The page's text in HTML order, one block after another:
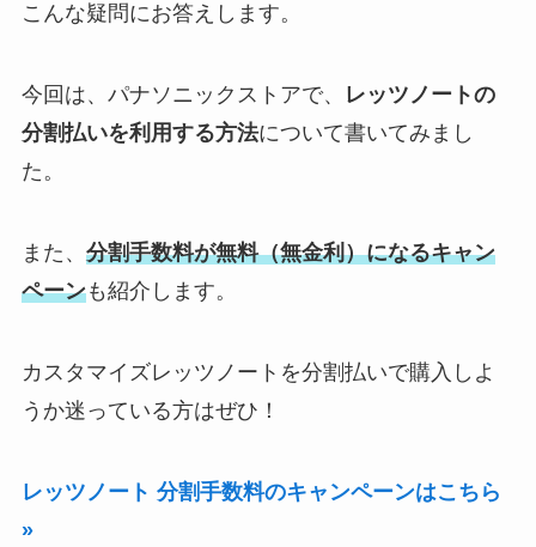
こんな疑問にお答えします。
今回は、パナソニックストアで、
レッツノートの
分割払いを利用する方法について書いてみまし
た。
また、 分割手数料が無料（無金利）になるキャン
ペーンも紹介します。
カスタマイズレッツノートを分割払いで購入しよ
うか迷っている方はぜひ！
レッツノート 分割手数料のキャンペーンはこちら
»